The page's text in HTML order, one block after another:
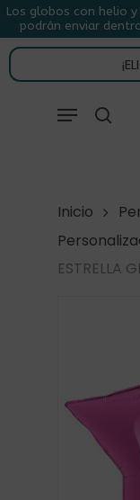
Skip
to
main
content
Los globos con helio
podrán enviar
Menu
CARRITO
Inicio
ESTRELLA
Menu